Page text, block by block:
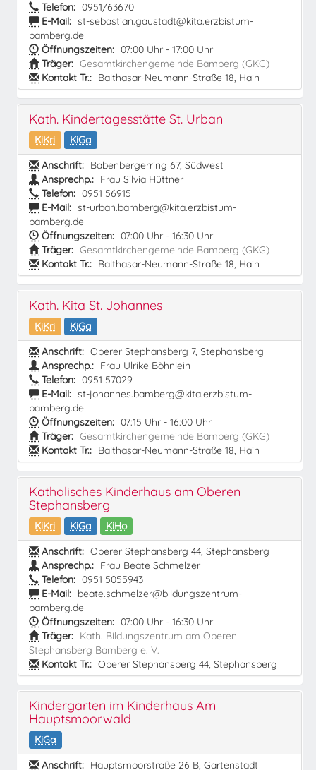
Telefon: 0951/63670
E-Mail: st-sebastian.gaustadt@kita.erzbistum-
bamberg.de
Öffnungszeiten: 07:00 Uhr - 17:00 Uhr
Träger: Gesamtkirchengemeinde Bamberg (GKG)
Kontakt Tr.: Balthasar-Neumann-Straße 18, Hain
Kath. Kindertagesstätte St. Urban
KiKri
KiGa
Anschrift: Babenbergerring 67, Südwest
Ansprechp.: Frau Silvia Hüttner
Telefon: 0951 56915
E-Mail: st-urban.bamberg@kita.erzbistum-
bamberg.de
Öffnungszeiten: 07:00 Uhr - 16:30 Uhr
Träger: Gesamtkirchengemeinde Bamberg (GKG)
Kontakt Tr.: Balthasar-Neumann-Straße 18, Hain
Kath. Kita St. Johannes
KiKri
KiGa
Anschrift: Oberer Stephansberg 7, Stephansberg
Ansprechp.: Frau Ulrike Böhnlein
Telefon: 0951 57029
E-Mail: st-johannes.bamberg@kita.erzbistum-
bamberg.de
Öffnungszeiten: 07:15 Uhr - 16:00 Uhr
Träger: Gesamtkirchengemeinde Bamberg (GKG)
Kontakt Tr.: Balthasar-Neumann-Straße 18, Hain
Katholisches Kinderhaus am Oberen
Stephansberg
KiKri KiGa
KiHo
Anschrift: Oberer Stephansberg 44, Stephansberg
Ansprechp.: Frau Beate Schmelzer
Telefon: 0951 5055943
E-Mail: beate.schmelzer@bildungszentrum-
bamberg.de
Öffnungszeiten: 07:00 Uhr - 16:30 Uhr
Träger: Kath. Bildungszentrum am Oberen
Stephansberg Bamberg e. V.
Kontakt Tr.: Oberer Stephansberg 44, Stephansberg
Kindergarten im Kinderhaus Am
Hauptsmoorwald
KiGa
Anschrift: Hauptsmoorstraße 26 B, Gartenstadt